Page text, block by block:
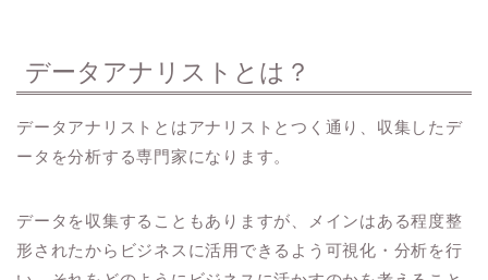
データアナリストとは？
データアナリストとはアナリストとつく通り、収集したデ
ータを分析する専門家になります。
データを収集することもありますが、メインはある程度整
形されたからビジネスに活用できるよう可視化・分析を行